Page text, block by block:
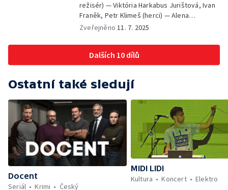
režisér) — Viktória Harkabus Jurištová, Ivan
Franěk, Petr Klimeš (herci) — Alena
Müllerová (kreativní producentka ČT)
Zveřejněno11. 7. 2025
Dalších 10 dílů
Ostatní také sledují
Docent
Seriál
Krimi Český
MIDI LIDI
Kultura
Koncert Elektro